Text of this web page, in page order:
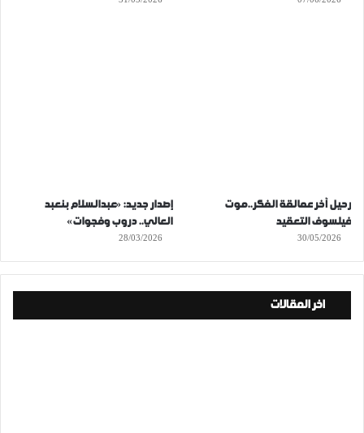
رحيل آخر عمالقة الفكر..موت
فيلسوف التعقيد
30/05/2026
إصدار جديد: «عبدالسلام بنعبد
العالي.. دروب وفجوات»
28/03/2026
اخر المقالات